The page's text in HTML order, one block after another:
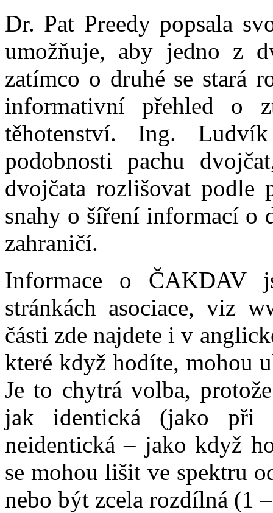
Dr. Pat Preedy popsala
umožňuje, aby jedno z
zatímco o druhé se stará
informativní přehled o
těhotenství. Ing.
podobnosti pachu
dvojčata rozlišovat podle
snahy o šíření informací o
zahraničí.
Informace o ČAKDAV
stránkách asociace, viz
části zde najdete i v
které když hodíte, mohou
Je to chytrá volba,
jak identická (jako při
neidentická – jako když
se mohou lišit ve spektru
nebo být zcela rozdílná (1